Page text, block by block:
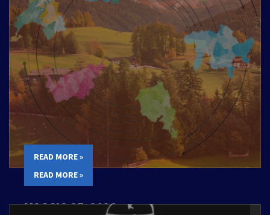
READ MORE »
MAGGIO 25, 2026
READ MORE »